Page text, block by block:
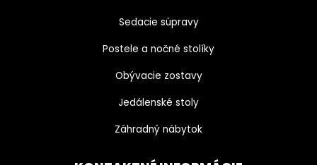
Sedacie súpravy
Postele a nočné stolíky
Obývacie zostavy
Jedálenské stoly
Záhradný nábytok